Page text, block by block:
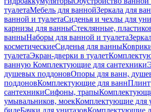
туалетаМебель для ваннойЗеркала для
ванной и туалетаСиденья и чехлы для
карнизы для ванныСтеклянные,
ванныНаборы для ванной и туалета
косметическиеСиденья для ванны
туалетаЭкран-дверки в туалет
ванную Комплектующие для сантехники
душевых поддоновОпоры для ванн,
поддоновКомплектующие для ванн
сантехникиСифоны, трапы
умывальников, моекКомплектующие для
бидеБачки для унитазовКомплектующие